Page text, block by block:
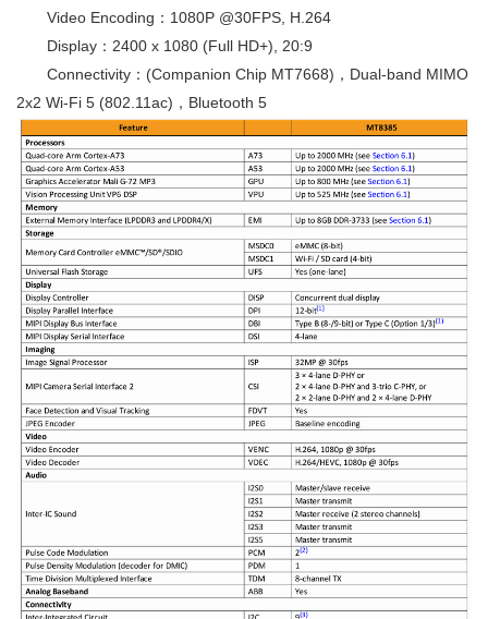
Video Encoding：1080P @30FPS, H.264
Display：2400 x 1080 (Full HD+), 20:9
Connectivity：(Companion Chip MT7668)，Dual-band MIMO
2x2 Wi-Fi 5 (802.11ac)，Bluetooth 5